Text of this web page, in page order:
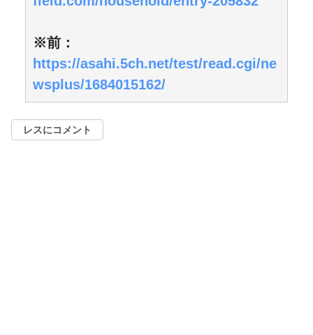
※前：
https://asahi.5ch.net/test/read.cgi/ne
wsplus/1684015162/
レスにコメント